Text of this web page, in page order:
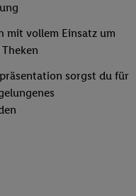
mit vollem Einsatz um
sorgst du für